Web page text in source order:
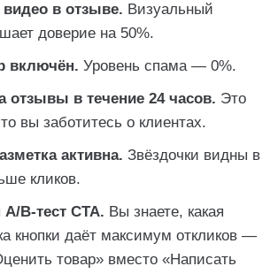
в отзыве. Визуальный
доверие на 50%.
включён. Уровень спама — 0%.
отзывы в течение 24 часов. Это
вы заботитесь о клиентах.
активна. Звёздочки видны в
кликов.
B-тест CTA. Вы знаете, какая
кнопки даёт максимум откликов —
товар» вместо «Написать